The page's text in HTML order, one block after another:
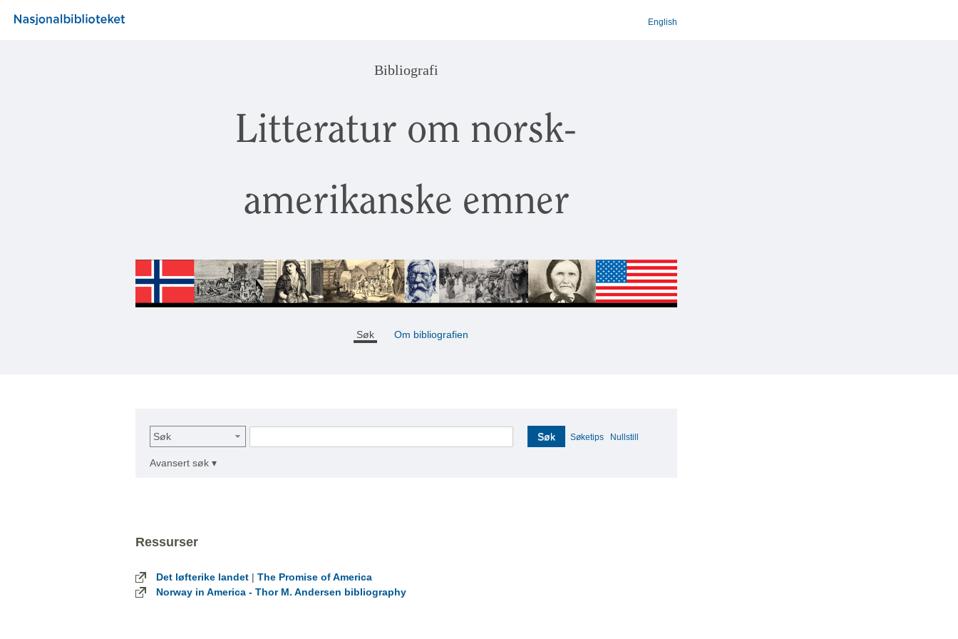
English
Bibliografi
Litteratur om norsk-
amerikanske emner
Søk Om bibliografien
Søk Søk Søketips Nullstill
Avansert søk ▾
Ressurser
Det løfterike landet | The Promise of America
Norway in America - Thor M. Andersen bibliography